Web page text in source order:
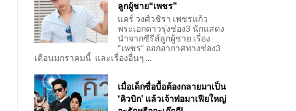
ลูกผู้ชาย“เพชร”
แคร์ วงศ์วชิรา เพชรแก้ว
พระเอกดาวรุ่งช่อง3 นักแสดง
นำจากซีรีส์ลูกผู้ชาย เรื่อง
“เพชร” ออกอากาศทางช่อง3
เดือนมกราคมนี้ และเรื่องอื่นๆ ...
เมื่อเด็กซื่อบื้อต้องกลายมาเป็น
‘คิวบิก’ แล้วเจ้าพ่อมาเฟียใหญ่